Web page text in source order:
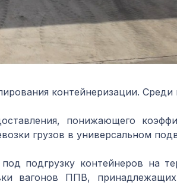
контейнеризации. Среди
понижающего
грузов в универсальном
подгрузку контейнеров на
вагонов ППВ,